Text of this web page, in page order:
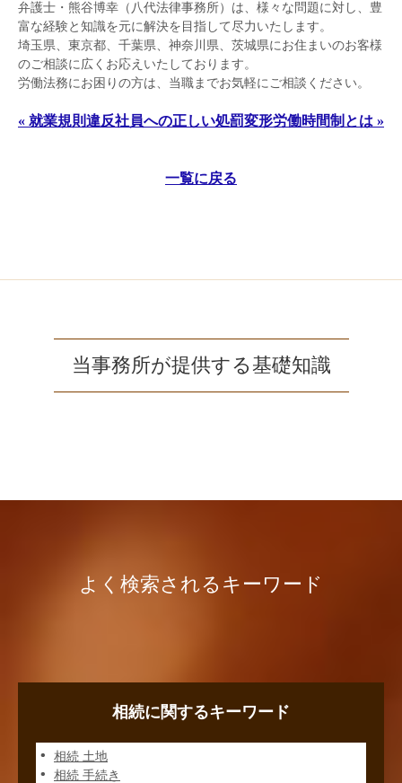
弁護士・熊谷博幸（八代法律事務所）は、様々な問題に対し、豊
富な経験と知識を元に解決を目指して尽力いたします。
埼玉県、東京都、千葉県、神奈川県、茨城県にお住まいのお客様
のご相談に広くお応えいたしております。
労働法務にお困りの方は、当職までお気軽にご相談ください。
« 就業規則違反社員への正しい処罰変形労働時間制とは »
一覧に戻る
当事務所が提供する基礎知識
よく検索されるキーワード
相続に関するキーワード
相続 土地
相続 手続き